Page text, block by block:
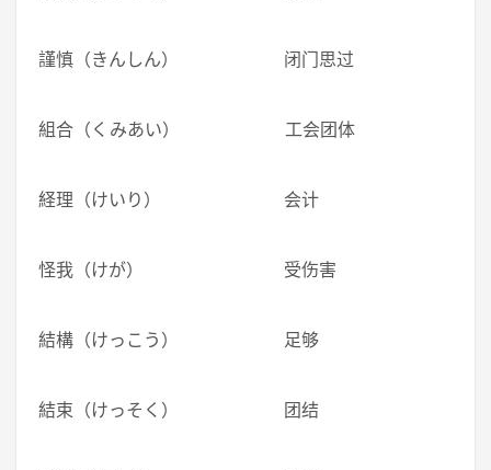
謹慎（きんしん） 闭门思过
組合（くみあい） 工会团体
経理（けいり） 会计
怪我（けが） 受伤害
結構（けっこう） 足够
結束（けっそく） 团结